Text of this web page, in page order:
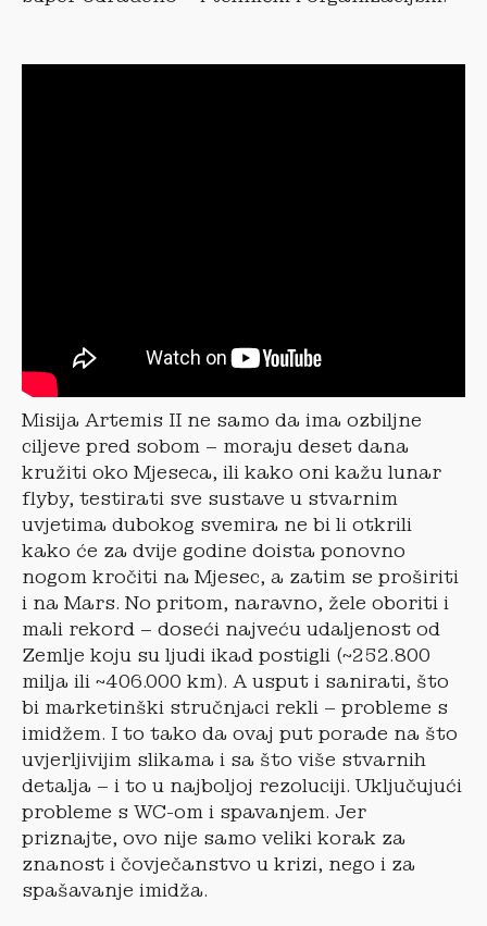
Misija Artemis II ne samo da ima ozbiljne
ciljeve pred sobom – moraju deset dana
kružiti oko Mjeseca, ili kako oni kažu lunar
flyby, testirati sve sustave u stvarnim
uvjetima dubokog svemira ne bi li otkrili
kako će za dvije godine doista ponovno
nogom kročiti na Mjesec, a zatim se proširiti
i na Mars. No pritom, naravno, žele oboriti i
mali rekord – doseći najveću udaljenost od
Zemlje koju su ljudi ikad postigli (~252.800
milja ili ~406.000 km). A usput i sanirati, što
bi marketinški stručnjaci rekli – probleme s
imidžem. I to tako da ovaj put porade na što
uvjerljivijim slikama i sa što više stvarnih
detalja – i to u najboljoj rezoluciji. Uključujući
probleme s WC-om i spavanjem. Jer
priznajte, ovo nije samo veliki korak za
znanost i čovječanstvo u krizi, nego i za
spašavanje imidža.